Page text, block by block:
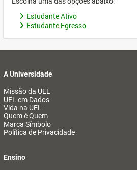
Estudante Ativo
Estudante Egresso
A Universidade
Missão da UEL
UEL em Dados
Vida na UEL
Quem é Quem
Marca Símbolo
Política de Privacidade
Ensino